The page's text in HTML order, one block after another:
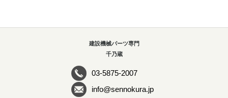
建設機械パーツ専門
千乃蔵
03-5875-2007
info@sennokura.jp